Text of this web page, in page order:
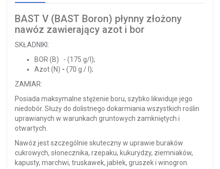
BAST V (BAST Boron) płynny złożony
nawóz zawierający azot i bor
SKŁADNIKI:
BOR (B)
- (175 g/l);
Azot (N) - (70 g / l);
ZAMIAR:
Posiada maksymalne stężenie boru, szybko likwiduje jego
niedobór. Służy do dolistnego dokarmiania wszystkich roślin
uprawianych w warunkach gruntowych zamkniętych i
otwartych.
Nawóz jest szczególnie skuteczny w uprawie buraków
cukrowych, słonecznika, rzepaku, kukurydzy, ziemniaków,
kapusty, marchwi, truskawek, jabłek, gruszek i winogron.